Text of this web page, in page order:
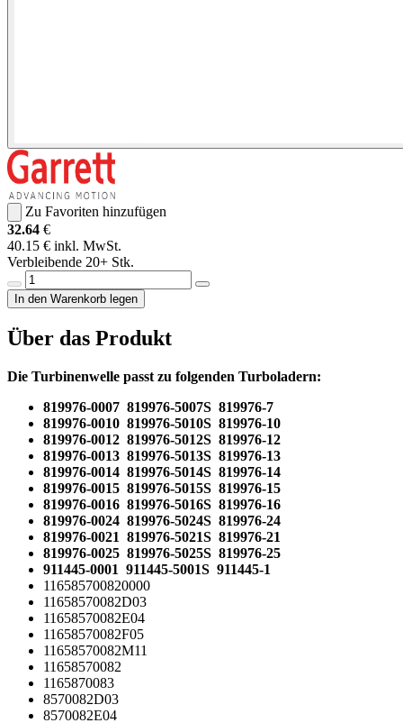
Zu Favoriten hinzufügen
32.64 €
40.15 € inkl. MwSt.
Verbleibende 20+ Stk.
In den Warenkorb legen
Über das Produkt
Die Turbinenwelle passt zu folgenden Turboladern:
819976-0007 819976-5007S 819976-7
819976-0010 819976-5010S 819976-10
819976-0012 819976-5012S 819976-12
819976-0013 819976-5013S 819976-13
819976-0014 819976-5014S 819976-14
819976-0015 819976-5015S 819976-15
819976-0016 819976-5016S 819976-16
819976-0024 819976-5024S 819976-24
819976-0021 819976-5021S 819976-21
819976-0025 819976-5025S 819976-25
911445-0001 911445-5001S 911445-1
116585700820000
11658570082D03
11658570082E04
11658570082F05
11658570082M11
11658570082
1165870083
8570082D03
8570082E04